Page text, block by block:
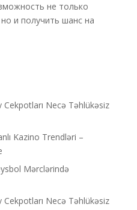
не только
и получить шанс на
Necə Təhlükəsiz
Kazino Trendləri –
Mərclərində
Necə Təhlükəsiz